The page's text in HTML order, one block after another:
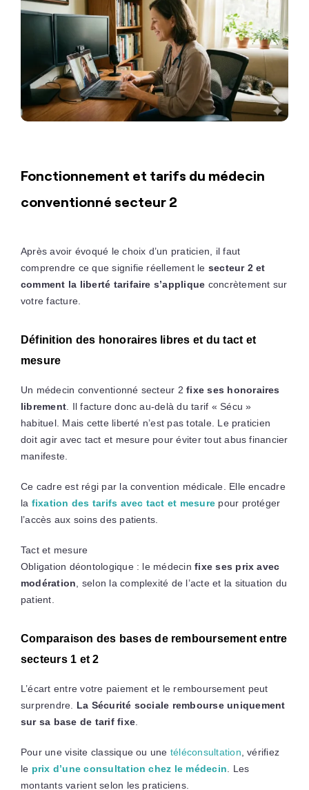
Fonctionnement et tarifs du médecin
conventionné secteur 2
Après avoir évoqué le choix d’un praticien, il faut
comprendre ce que signifie réellement le secteur 2 et
comment la liberté tarifaire s’applique concrètement sur
votre facture.
Définition des honoraires libres et du tact et
mesure
Un médecin conventionné secteur 2fixe ses honoraires
librement. Il facture donc au-delà du tarif « Sécu »
habituel. Mais cette liberté n’est pas totale. Le praticien
doit agir avec tact et mesure pour éviter tout abus financier
manifeste.
Ce cadre est régi par la convention médicale. Elle encadre
la fixation des tarifs avec tact et mesure pour protéger
l’accès aux soins des patients.
Tact et mesure
Obligation déontologique : le médecinfixe ses prix avec
modération, selon la complexité de l’acte et la situation du
patient.
Comparaison des bases de remboursement entre
secteurs 1 et 2
L’écart entre votre paiement et le remboursement peut
surprendre. La Sécurité sociale rembourse uniquement
sur sa base de tarif fixe.
Pour une visite classique ou une téléconsultation, vérifiez
le prix d’une consultation chez le médecin. Les
montants varient selon les praticiens.